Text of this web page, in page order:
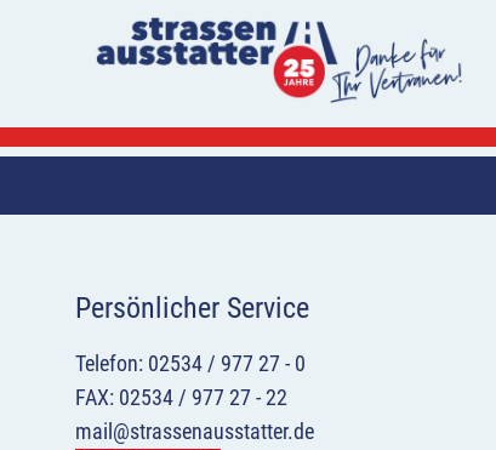
Persönlicher Service
Telefon: 02534 / 977 27 - 0
FAX: 02534 / 977 27 - 22
mail@strassenausstatter.de